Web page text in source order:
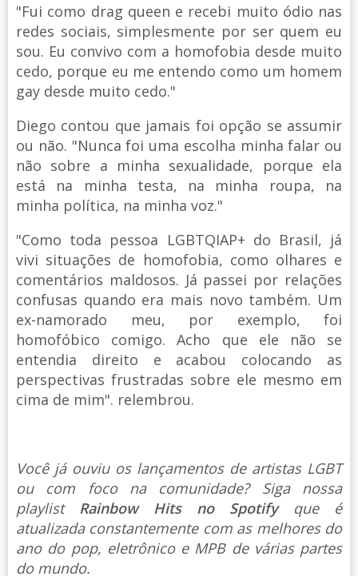
"Fui como drag queen e recebi muito ódio nas
redes sociais, simplesmente por ser quem eu
sou. Eu convivo com a homofobia desde muito
cedo, porque eu me entendo como um homem
gay desde muito cedo."
Diego contou que jamais foi opção se assumir
ou não. "Nunca foi uma escolha minha falar ou
não sobre a minha sexualidade, porque ela
está na minha testa, na minha roupa, na
minha política, na minha voz."
"Como toda pessoa LGBTQIAP+ do Brasil, já
vivi situações de homofobia, como olhares e
comentários maldosos. Já passei por relações
confusas quando era mais novo também. Um
ex-namorado meu, por exemplo, foi
homofóbico comigo. Acho que ele não se
entendia direito e acabou colocando as
perspectivas frustradas sobre ele mesmo em
cima de mim". relembrou.
Você já ouviu os lançamentos de artistas LGBT
ou com foco na comunidade? Siga nossa
playlist Rainbow Hits no Spotify que é
atualizada constantemente com as melhores do
ano do pop, eletrônico e MPB de várias partes
do mundo.